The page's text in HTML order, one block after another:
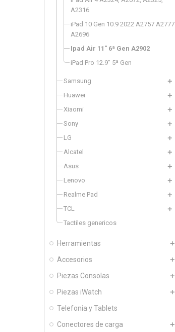
A2316
iPad 10 Gen 10.9 2022 A2757 A2777
A2696
Ipad Air 11" 6ª Gen A2902
iPad Pro 12.9" 5ª Gen
Samsung
Huawei
Xiaomi
Sony
LG
Alcatel
Asus
Lenovo
Realme Pad
TCL
Tactiles genericos
Herramientas
Accesorios
Piezas Consolas
Piezas iWatch
Telefonia y Tablets
Conectores de carga